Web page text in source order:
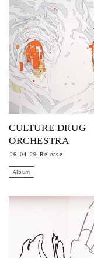
CULTURE DRUG
ORCHESTRA
26.04.29 Release
Album